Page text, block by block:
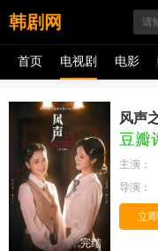
韩剧网
首页 电视剧 电影
完结
风声
豆瓣
主演：
导演：
立